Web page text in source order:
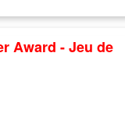
Award - Jeu de